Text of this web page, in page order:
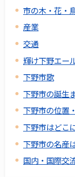
市の木・花・
産業
交通
輝け下野エー
下野市歌
下野市の誕生
下野市の位置
下野市はどこ
下野市の名産
国内・国際交